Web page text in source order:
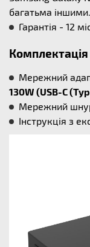
багатьма іншими.
Гарантія - 12
Комплектація
Мережний
130W (USB-C
Мережний
Інструкція з